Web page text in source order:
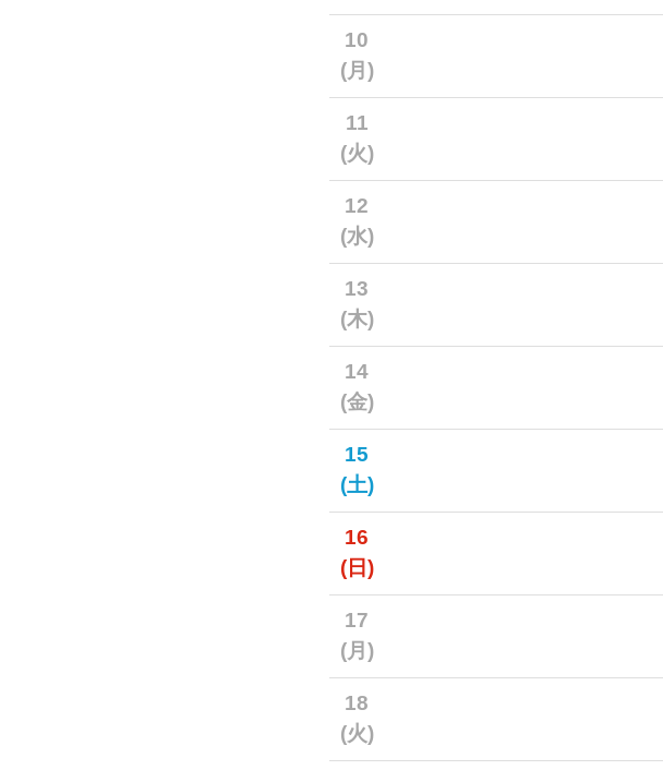
10
(月)
11
(火)
12
(水)
13
(木)
14
(金)
15
(土)
16
(日)
17
(月)
18
(火)